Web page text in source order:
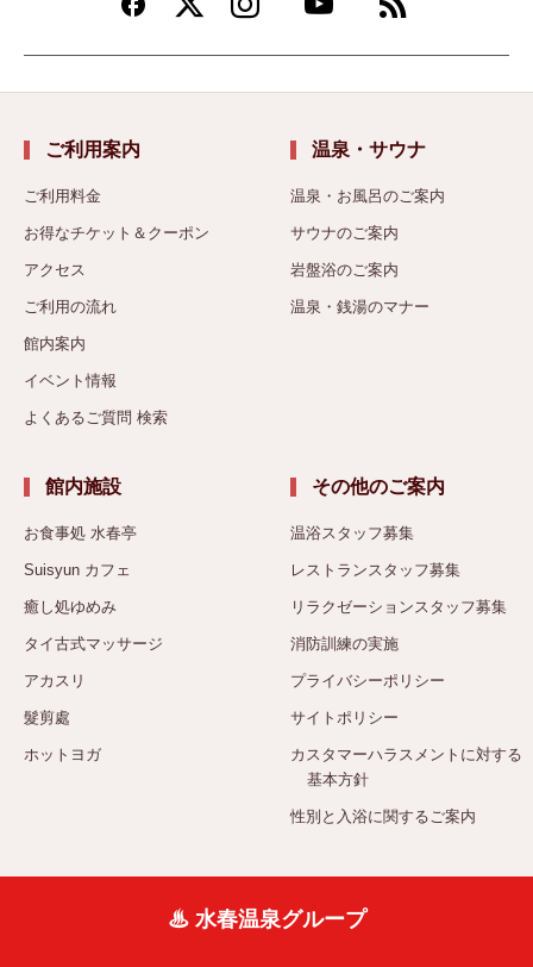
ご利用案内
ご利用料金
お得なチケット＆クーポン
アクセス
ご利用の流れ
館内案内
イベント情報
よくあるご質問 検索
温泉・サウナ
温泉・お風呂のご案内
サウナのご案内
岩盤浴のご案内
温泉・銭湯のマナー
館内施設
お食事処 水春亭
Suisyun カフェ
癒し処ゆめみ
タイ古式マッサージ
アカスリ
髮剪處
ホットヨガ
その他のご案内
温浴スタッフ募集
レストランスタッフ募集
リラクゼーションスタッフ募集
消防訓練の実施
プライバシーポリシー
サイトポリシー
カスタマーハラスメントに対する
基本方針
性別と入浴に関するご案内
♨ 水春温泉グループ